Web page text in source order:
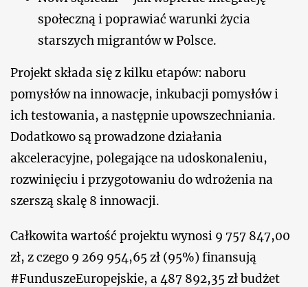
społeczną i poprawiać warunki życia
starszych migrantów w Polsce.
Projekt składa się z kilku etapów: naboru
pomysłów na innowacje, inkubacji pomysłów i
ich testowania, a następnie upowszechniania.
Dodatkowo są prowadzone działania
akceleracyjne, polegające na udoskonaleniu,
rozwinięciu i przygotowaniu do wdrożenia na
szerszą skalę 8 innowacji.
Całkowita wartość projektu wynosi 9 757 847,00
zł, z czego 9 269 954,65 zł (95%) finansują
#FunduszeEuropejskie, a 487 892,35 zł budżet